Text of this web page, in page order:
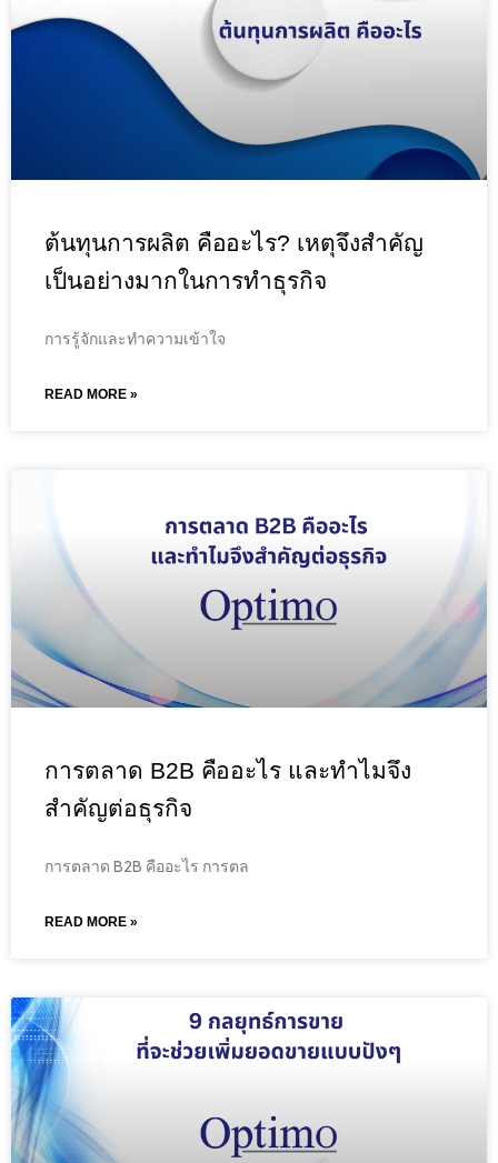
ต้นทุนการผลิต คืออะไร? เหตุจึงสำคัญ
เป็นอย่างมากในการทำธุรกิจ
การรู้จักและทำความเข้าใจ
READ MORE »
การตลาด B2B คืออะไร และทำไมจึง
สำคัญต่อธุรกิจ
การตลาด B2B คืออะไร การตล
READ MORE »